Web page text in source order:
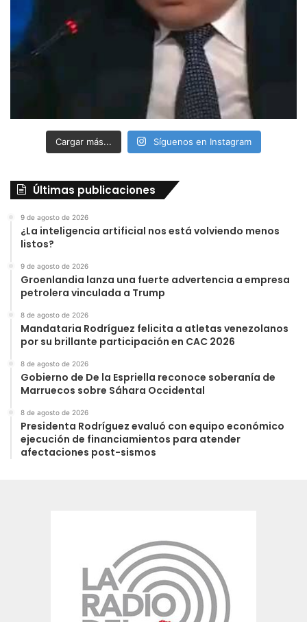
Cargar más... Síguenos en Instagram
Últimas publicaciones
9 de agosto de 2026
¿La inteligencia artificial nos está volviendo menos
listos?
9 de agosto de 2026
Groenlandia lanza una fuerte advertencia a empresa
petrolera vinculada a Trump
8 de agosto de 2026
Mandataria Rodríguez felicita a atletas venezolanos
por su brillante participación en CAC 2026
8 de agosto de 2026
Gobierno de De la Espriella reconoce soberanía de
Marruecos sobre Sáhara Occidental
8 de agosto de 2026
Presidenta Rodríguez evaluó con equipo económico
ejecución de financiamientos para atender
afectaciones post-sismos